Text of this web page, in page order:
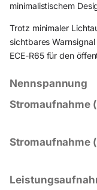
minimalistischem
Trotz minimaler
sichtbares
ECE-R65 für den
Nennspannung
Stromaufnahme
Stromaufnahme